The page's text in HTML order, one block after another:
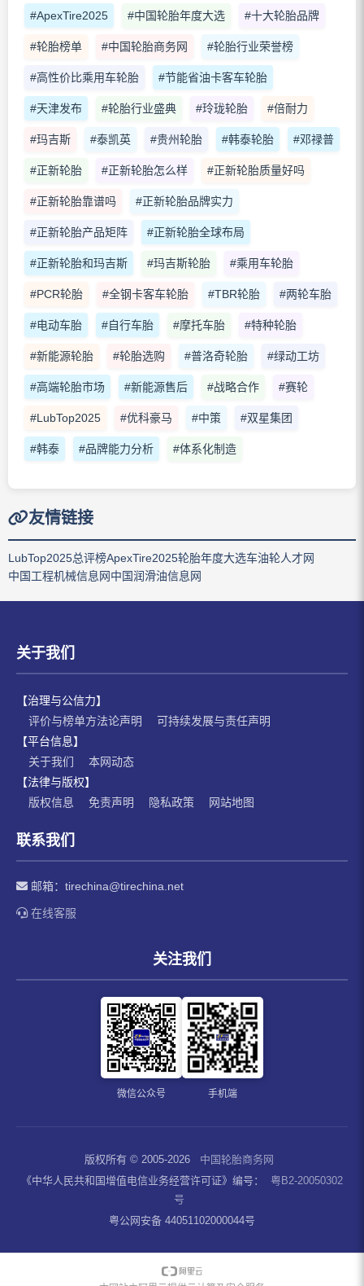
#ApexTire2025 #中国轮胎年度大选 #十大轮胎品牌
#轮胎榜单 #中国轮胎商务网 #轮胎行业荣誉榜
#高性价比乘用车轮胎 #节能省油卡客车轮胎
#天津发布 #轮胎行业盛典 #玲珑轮胎 #倍耐力
#玛吉斯 #泰凯英 #贵州轮胎 #韩泰轮胎 #邓禄普
#正新轮胎 #正新轮胎怎么样 #正新轮胎质量好吗
#正新轮胎靠谱吗 #正新轮胎品牌实力
#正新轮胎产品矩阵 #正新轮胎全球布局
#正新轮胎和玛吉斯 #玛吉斯轮胎 #乘用车轮胎
#PCR轮胎 #全钢卡客车轮胎 #TBR轮胎 #两轮车胎
#电动车胎 #自行车胎 #摩托车胎 #特种轮胎
#新能源轮胎 #轮胎选购 #普洛奇轮胎 #绿动工坊
#高端轮胎市场 #新能源售后 #战略合作 #赛轮
#LubTop2025 #优科豪马 #中策 #双星集团
#韩泰 #品牌能力分析 #体系化制造
友情链接
LubTop2025总评榜ApexTire2025轮胎年度大选车油轮人才网
中国工程机械信息网中国润滑油信息网
关于我们
【治理与公信力】
评价与榜单方法论声明
可持续发展与责任声明
【平台信息】
关于我们
本网动态
【法律与版权】
版权信息
免责声明 隐私政策 网站地图
联系我们
邮箱： tirechina@tirechina.net
在线客服
关注我们
微信公众号 手机端
版权所有 © 2005-2026
中国轮胎商务网
《中华人民共和国增值电信业务经营许可证》编号：
粤B2-20050302
号
粤公网安备 44051102000044号